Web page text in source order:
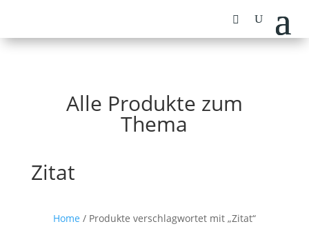
Alle Produkte zum
Thema
Zitat
Home / Produkte verschlagwortet mit „Zitat“